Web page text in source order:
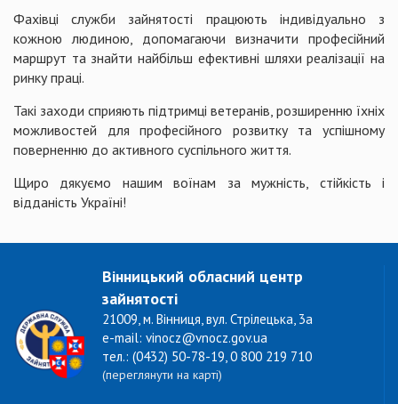
Фахівці служби зайнятості працюють індивідуально з
кожною людиною, допомагаючи визначити професійний
маршрут та знайти найбільш ефективні шляхи реалізації на
ринку праці.
Такі заходи сприяють підтримці ветеранів, розширенню їхніх
можливостей для професійного розвитку та успішному
поверненню до активного суспільного життя.
Щиро дякуємо нашим воїнам за мужність, стійкість і
відданість Україні!
Вінницький обласний центр
зайнятості
21009, м. Вінниця, вул. Стрілецька, 3а
e-mail: vinocz@vnocz.gov.ua
тел.: (0432) 50-78-19, 0 800 219 710
(переглянути на карті)